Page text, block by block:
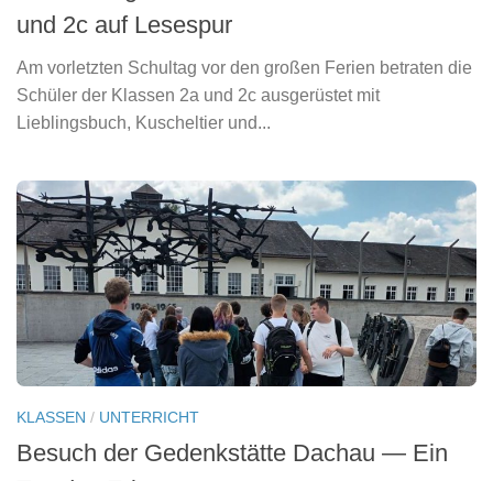
und 2c auf Lesespur
Am vorletzten Schultag vor den großen Ferien betraten die
Schüler der Klassen 2a und 2c ausgerüstet mit
Lieblingsbuch, Kuscheltier und...
KLASSEN / UNTERRICHT
Besuch der Gedenkstätte Dachau — Ein